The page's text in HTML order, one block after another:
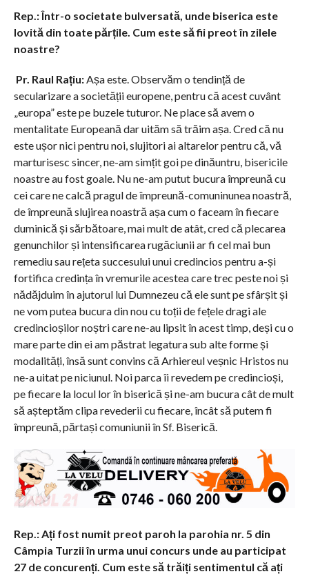
Rep.: Într-o societate bulversată, unde biserica este
lovită din toate părțile. Cum este să fii preot în zilele
noastre?
Pr. Raul Rațiu: Așa este. Observăm o tendință de
secularizare a societății europene, pentru că acest cuvânt
„europa” este pe buzele tuturor. Ne place să avem o
mentalitate Europeană dar uităm să trăim așa. Cred că nu
este ușor nici pentru noi, slujitori ai altarelor pentru că, vă
marturisesc sincer, ne-am simțit goi pe dinăuntru, bisericile
noastre au fost goale. Nu ne-am putut bucura împreună cu
cei care ne calcă pragul de împreună-comuninunea noastră,
de împreună slujirea noastră așa cum o faceam în fiecare
duminică și sărbătoare, mai mult de atât, cred că plecarea
genunchilor și intensificarea rugăciunii ar fi cel mai bun
remediu sau rețeta succesului unui credincios pentru a-și
fortifica credința în vremurile acestea care trec peste noi și
nădăjduim în ajutorul lui Dumnezeu că ele sunt pe sfârșit și
ne vom putea bucura din nou cu toții de fețele dragi ale
credincioșilor noștri care ne-au lipsit în acest timp, deși cu o
mare parte din ei am păstrat legatura sub alte forme și
modalități, însă sunt convins că Arhiereul veșnic Hristos nu
ne-a uitat pe niciunul. Noi parca îi revedem pe credincioși,
pe fiecare la locul lor în biserică și ne-am bucura cât de mult
să așteptăm clipa revederii cu fiecare, încât să putem fi
împreună, părtași comuniunii în Sf. Biserică.
Rep.: Ați fost numit preot paroh la parohia nr. 5 din
Câmpia Turzii în urma unui concurs unde au participat
27 de concurenți. Cum este să trăiți sentimentul că ați